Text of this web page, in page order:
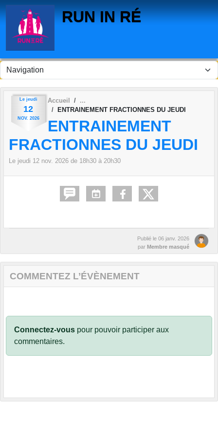
RUN IN RÉ
Le jeudi
12
NOV. 2026
Accueil
ENTRAINEMENT FRACTIONNES DU JEUDI
ENTRAINEMENT
FRACTIONNES DU JEUDI
Le jeudi 12 nov. 2026 de 18h30 à 20h30
Publié le 06 janv. 2026
par Membre masqué
COMMENTEZ L’ÉVÈNEMENT
Connectez-vous pour pouvoir participer aux
commentaires.
Panneau de gestion des cookies